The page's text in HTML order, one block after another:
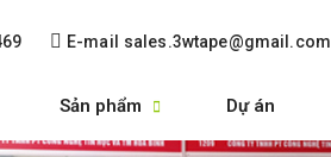
E-mail sales.3wtape@gmail.com
Sản phẩm Dự án